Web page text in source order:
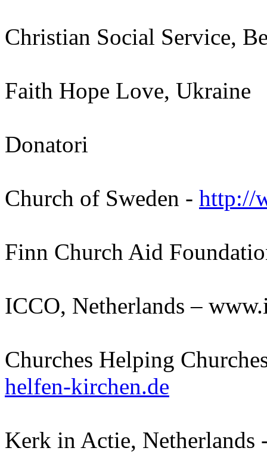
Christian Social Service,
Faith Hope Love, Ukraine
Donatori
Church of Sweden - http://
Finn Church Aid
ICCO, Netherlands –
Churches Helping
helfen-kirchen.de
Kerk in Actie, Netherlands